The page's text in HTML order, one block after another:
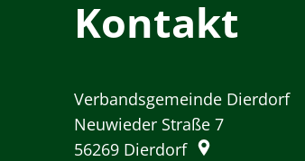
Kontakt
Verbandsgemeinde Dierdorf
Neuwieder Straße 7
56269 Dierdorf